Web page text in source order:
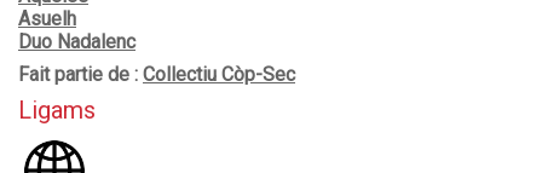
Asuelh
Duo Nadalenc
Fait partie de : Collectiu Còp-Sec
Ligams